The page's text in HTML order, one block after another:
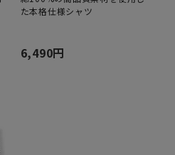
た本格仕様シャツ
6,490円